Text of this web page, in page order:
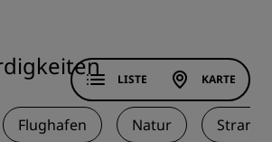
Flughafen Natur Strand
LISTE KARTE